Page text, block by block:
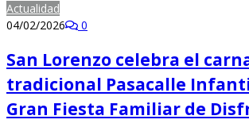
Actualidad
04/02/2026
0
San Lorenzo celebra el
tradicional Pasacalle
Gran Fiesta Familiar de